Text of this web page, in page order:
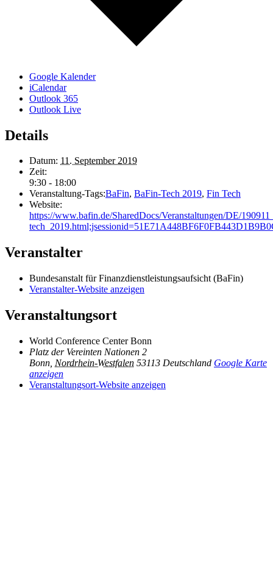
Google Kalender
iCalendar
Outlook 365
Outlook Live
Details
Datum: 11. September 2019
Zeit:
9:30 - 18:00
Veranstaltung-Tags:BaFin, BaFin-Tech 2019, Fin Tech
Website:
https://www.bafin.de/SharedDocs/Veranstaltungen/DE/
Veranstalter
Bundesanstalt für Finanzdienstleistungsaufsicht (BaFin)
Veranstalter-Website anzeigen
Veranstaltungsort
World Conference Center Bonn
Platz der Vereinten Nationen 2
Bonn Nordrhein-Westfalen 53113 Deutschland Google Karte
anzeigen
Veranstaltungsort-Website anzeigen